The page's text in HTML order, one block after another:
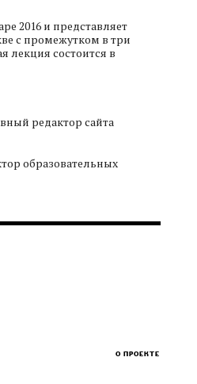
2016 и представляет
с промежутком в три
лекция состоится в
редактор сайта
образовательных
О ПРОЕКТЕ